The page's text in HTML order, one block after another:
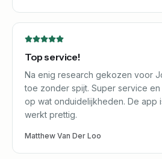
Top service!
Na enig research gekozen voor
toe zonder spijt. Super service
op wat onduidelijkheden. De app
werkt prettig.
Matthew Van Der Loo